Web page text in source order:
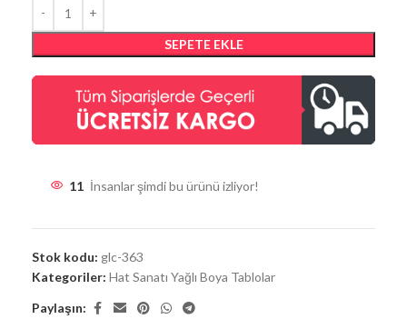
SEPETE EKLE
11 İnsanlar şimdi bu ürünü izliyor!
Stok kodu: glc-363
Kategoriler: Hat Sanatı Yağlı Boya Tablolar
Paylaşın: